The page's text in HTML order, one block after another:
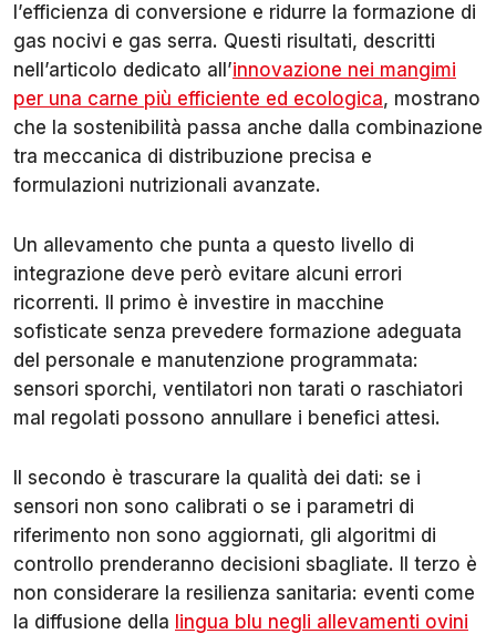
l’efficienza di conversione e ridurre la formazione di
gas nocivi e gas serra. Questi risultati, descritti
nell’articolo dedicato all’innovazione nei mangimi
per una carne più efficiente ed ecologica, mostrano
che la sostenibilità passa anche dalla combinazione
tra meccanica di distribuzione precisa e
formulazioni nutrizionali avanzate.
Un allevamento che punta a questo livello di
integrazione deve però evitare alcuni errori
ricorrenti. Il primo è investire in macchine
sofisticate senza prevedere formazione adeguata
del personale e manutenzione programmata:
sensori sporchi, ventilatori non tarati o raschiatori
mal regolati possono annullare i benefici attesi.
Il secondo è trascurare la qualità dei dati: se i
sensori non sono calibrati o se i parametri di
riferimento non sono aggiornati, gli algoritmi di
controllo prenderanno decisioni sbagliate. Il terzo è
non considerare la resilienza sanitaria: eventi come
la diffusione della lingua blu negli allevamenti ovini